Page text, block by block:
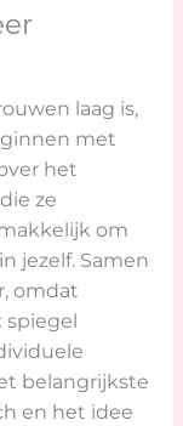
laag is,
met
het
ze
om
jezelf. Samen
omdat
belangrijkste
en het idee